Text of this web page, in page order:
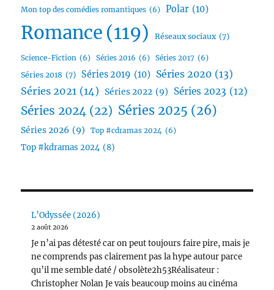
Mon top des comédies romantiques (6) Polar (10)
Romance (119) Réseaux sociaux (7)
Science-Fiction (6) Séries 2016 (6) Séries 2017 (6)
Séries 2018 (7) Séries 2019 (10) Séries 2020 (13)
Séries 2021 (14) Séries 2022 (9) Séries 2023 (12)
Séries 2024 (22) Séries 2025 (26)
Séries 2026 (9) Top #cdramas 2024 (6)
Top #kdramas 2024 (8)
L’Odyssée (2026)
2 août 2026
Je n’ai pas détesté car on peut toujours faire pire, mais je
ne comprends pas clairement pas la hype autour parce
qu’il me semble daté / obsolète2h53Réalisateur :
Christopher Nolan Je vais beaucoup moins au cinéma